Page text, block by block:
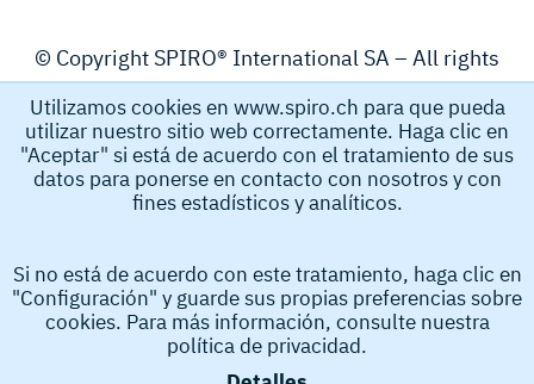
© Copyright SPIRO® International SA – All rights
reserved.
Legal Notice
Spiro International SA recopila y almacena datos
electrónico y el número de teléfono que los usuarios nos
envían para obtener información de nosotros. Estos
datos personales nos ayudan a procesar su solicitud. Al
enviar la solicitud, acepta la recopilación y el
Utilizamos cookies en www.spiro.ch para que pueda
utilizar nuestro sitio web correctamente. Haga clic en
"Aceptar" si está de acuerdo con el tratamiento de sus
datos para ponerse en contacto con nosotros y con
fines estadísticos y analíticos.
Si no está de acuerdo con este tratamiento, haga clic en
"Configuración" y guarde sus propias preferencias sobre
cookies. Para más información, consulte nuestra
política de privacidad.